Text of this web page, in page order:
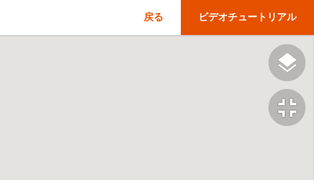
ビデオチュートリアル
戻る
fullscreen_exit